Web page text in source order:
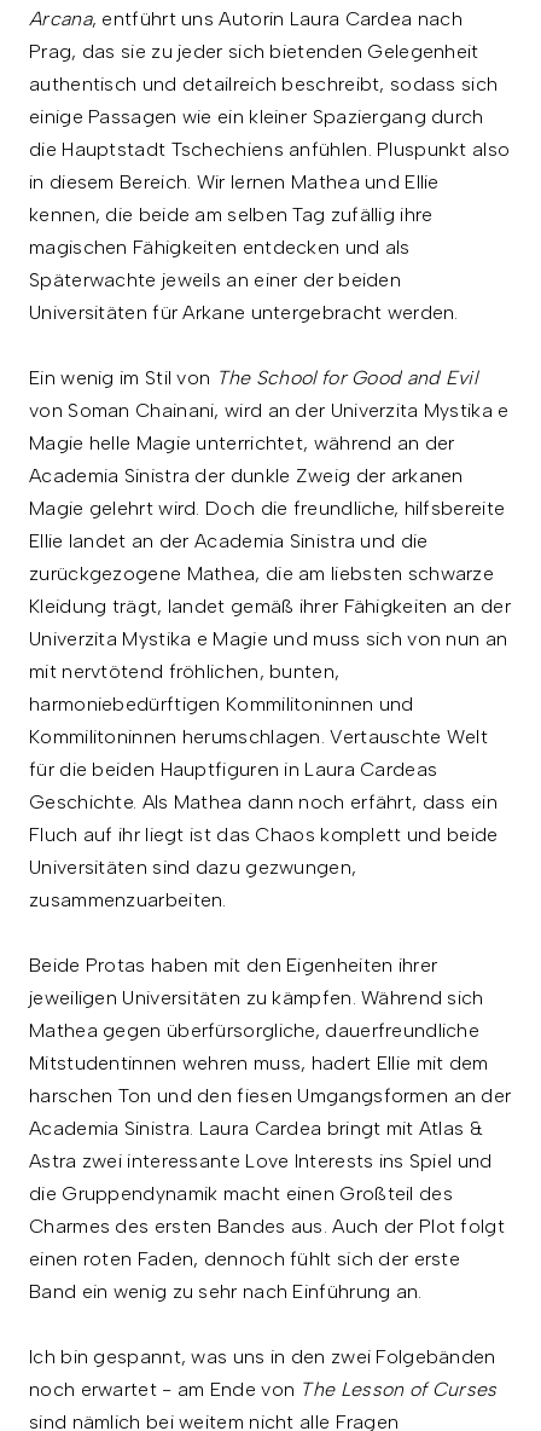
Arcana, entführt uns Autorin Laura Cardea nach
Prag, das sie zu jeder sich bietenden Gelegenheit
authentisch und detailreich beschreibt, sodass sich
einige Passagen wie ein kleiner Spaziergang durch
die Hauptstadt Tschechiens anfühlen. Pluspunkt also
in diesem Bereich. Wir lernen Mathea und Ellie
kennen, die beide am selben Tag zufällig ihre
magischen Fähigkeiten entdecken und als
Späterwachte jeweils an einer der beiden
Universitäten für Arkane untergebracht werden.
Ein wenig im Stil von The School for Good and Evil
von Soman Chainani, wird an der Univerzita Mystika e
Magie helle Magie unterrichtet, während an der
Academia Sinistra der dunkle Zweig der arkanen
Magie gelehrt wird. Doch die freundliche, hilfsbereite
Ellie landet an der Academia Sinistra und die
zurückgezogene Mathea, die am liebsten schwarze
Kleidung trägt, landet gemäß ihrer Fähigkeiten an der
Univerzita Mystika e Magie und muss sich von nun an
mit nervtötend fröhlichen, bunten,
harmoniebedürftigen Kommilitoninnen und
Kommilitoninnen herumschlagen. Vertauschte Welt
für die beiden Hauptfiguren in Laura Cardeas
Geschichte. Als Mathea dann noch erfährt, dass ein
Fluch auf ihr liegt ist das Chaos komplett und beide
Universitäten sind dazu gezwungen,
zusammenzuarbeiten.
Beide Protas haben mit den Eigenheiten ihrer
jeweiligen Universitäten zu kämpfen. Während sich
Mathea gegen überfürsorgliche, dauerfreundliche
Mitstudentinnen wehren muss, hadert Ellie mit dem
harschen Ton und den fiesen Umgangsformen an der
Academia Sinistra. Laura Cardea bringt mit Atlas &
Astra zwei interessante Love Interests ins Spiel und
die Gruppendynamik macht einen Großteil des
Charmes des ersten Bandes aus. Auch der Plot folgt
einen roten Faden, dennoch fühlt sich der erste
Band ein wenig zu sehr nach Einführung an.
Ich bin gespannt, was uns in den zwei Folgebänden
noch erwartet - am Ende von The Lesson of Curses
sind nämlich bei weitem nicht alle Fragen